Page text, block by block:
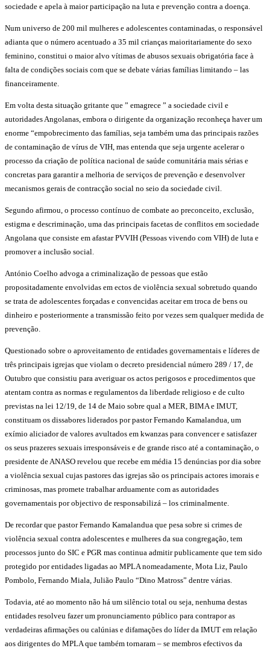
sociedade e apela à maior participação na luta e prevenção contra a doença.
Num universo de 200 mil mulheres e adolescentes contaminadas, o responsável
adianta que o número acentuado a 35 mil crianças maioritariamente do sexo
feminino, constitui o maior alvo vítimas de abusos sexuais obrigatória face à
falta de condições sociais com que se debate várias famílias limitando – las
financeiramente.
Em volta desta situação gritante que ” emagrece ” a sociedade civil e
autoridades Angolanas, embora o dirigente da organização reconheça haver um
enorme “empobrecimento das famílias, seja também uma das principais razões
de contaminação de vírus de VIH, mas entenda que seja urgente acelerar o
processo da criação de política nacional de saúde comunitária mais sérias e
concretas para garantir a melhoria de serviços de prevenção e desenvolver
mecanismos gerais de contracção social no seio da sociedade civil.
Segundo afirmou, o processo contínuo de combate ao preconceito, exclusão,
estigma e descriminação, uma das principais facetas de conflitos em sociedade
Angolana que consiste em afastar PVVIH (Pessoas vivendo com VIH) de luta e
promover a inclusão social.
António Coelho advoga a criminalização de pessoas que estão
propositadamente envolvidas em ectos de violência sexual sobretudo quando
se trata de adolescentes forçadas e convencidas aceitar em troca de bens ou
dinheiro e posteriormente a transmissão feito por vezes sem qualquer medida de
prevenção.
Questionado sobre o aproveitamento de entidades governamentais e líderes de
três principais igrejas que violam o decreto presidencial número 289 / 17, de
Outubro que consistiu para averiguar os actos perigosos e procedimentos que
atentam contra as normas e regulamentos da liberdade religioso e de culto
previstas na lei 12/19, de 14 de Maio sobre qual a MER, BIMA e IMUT,
constituam os dissabores liderados por pastor Fernando Kamalandua, um
exímio aliciador de valores avultados em kwanzas para convencer e satisfazer
os seus prazeres sexuais irresponsáveis e de grande risco até a contaminação, o
presidente de ANASO revelou que recebe em média 15 denúncias por dia sobre
a violência sexual cujas pastores das igrejas são os principais actores imorais e
criminosas, mas promete trabalhar arduamente com as autoridades
governamentais por objectivo de responsabilizá – los criminalmente.
De recordar que pastor Fernando Kamalandua que pesa sobre si crimes de
violência sexual contra adolescentes e mulheres da sua congregação, tem
processos junto do SIC e PGR mas continua admitir publicamente que tem sido
protegido por entidades ligadas ao MPLA nomeadamente, Mota Liz, Paulo
Pombolo, Fernando Miala, Julião Paulo “Dino Matross” dentre várias.
Todavia, até ao momento não há um silêncio total ou seja, nenhuma destas
entidades resolveu fazer um pronunciamento público para contrapor as
verdadeiras afirmações ou calúnias e difamações do líder da IMUT em relação
aos dirigentes do MPLA que também tornaram – se membros efectivos da